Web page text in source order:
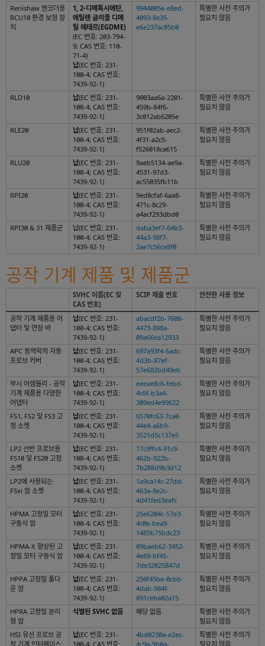
Renishaw 엔코더용
RCU10 환경 보정 장
치
1, 2-디메톡시에탄,
에틸렌 글리콜 디메
틸 에테르(EGDME)
(EC 번호: 203-794-
9; CAS 번호: 110-
71-4)
납(EC 번호: 231-
100-4; CAS 번호:
7439-92-1)
9944005e-e8ed-
4093-8e35-
e6e237ac05b0
특별한 사전 주의가
필요치 않음
RLD10 납(EC 번호: 231-
100-4; CAS 번호:
7439-92-1)
9003aa6a-2201-
459b-84f6-
3c012ab6205e
특별한 사전 주의가
필요치 않음
RLE20 납(EC 번호: 231-
100-4; CAS 번호:
7439-92-1)
951f02ab-aec2-
4f31-a2c5-
f526018ca615
특별한 사전 주의가
필요치 않음
RLU20 납(EC 번호: 231-
100-4; CAS 번호:
7439-92-1)
9aeb5134-ae9a-
4531-97d3-
ac55035fb11b
특별한 사전 주의가
필요치 않음
RPI20 납(EC 번호: 231-
100-4; CAS 번호:
7439-92-1)
9ed8cfaf-6aa8-
471c-8c29-
a4acf293dbd0
특별한 사전 주의가
필요치 않음
RPI30 & 31 제품군
납(EC 번호: 231-
100-4; CAS 번호:
7439-92-1)
daba3ef7-64b3-
44a3-98f7-
2ae7c56ce8f0
특별한 사전 주의가
필요치 않음
공작 기계 제품 및 제품군
SVHC 이름(EC 및
CAS 번호)
SCIP 제출 번호 안전한 사용 정보
공작 기계 제품용 어
댑터 및 연장 바
납(EC 번호: 231-
100-4; CAS 번호:
7439-92-1)
abacdf2b-7608-
4473-898a-
09a66ea12933
특별한 사전 주의가
필요치 않음
APC 동역학적 자동
프로브 커버
납(EC 번호: 231-
100-4; CAS 번호:
7439-92-1)
697a93f4-6adc-
4d3b-87ef-
57e682bd49eb
특별한 사전 주의가
필요치 않음
부시 어셈블리 - 공작
기계 제품용 다양한
어댑터
납(EC 번호: 231-
100-4; CAS 번호:
7439-92-1)
eeeae8c6-febd-
4c6f-b3a4-
309ed4e99622
특별한 사전 주의가
필요치 않음
FS1, FS2 및 FS3 고
정 소켓
납(EC 번호: 231-
100-4; CAS 번호:
7439-92-1)
6570fc63-7ca0-
44e4-a6b9-
3521d5c137e5
특별한 사전 주의가
필요치 않음
LP2 선반 프로브용
FS10 및 FS20 고정
소켓
납(EC 번호: 231-
100-4; CAS 번호:
7439-92-1)
17c9ffc4-91c9-
462b-922b-
7b288d9b3d12
특별한 사전 주의가
필요치 않음
LP2에 사용되는
FSxi 암 소켓
납(EC 번호: 231-
100-4; CAS 번호:
7439-92-1)
1a9ca14c-27dd-
463a-8e2c-
4d41fed3eafc
특별한 사전 주의가
필요치 않음
HPMA 고정밀 모터
구동식 암
납(EC 번호: 231-
100-4; CAS 번호:
7439-92-1)
25e6204c-57e3-
4c0e-bea9-
1485b75bdc23
특별한 사전 주의가
필요치 않음
HPMA-X 향상된 고
정밀 모터 구동식 암
납(EC 번호: 231-
100-4; CAS 번호:
7439-92-1)
09baeb62-3452-
4e69-bf45-
7de32025847d
특별한 사전 주의가
필요치 않음
HPPA 고정밀 풀다
운 암
납(EC 번호: 231-
100-4; CAS 번호:
7439-92-1)
250f45be-0cbb-
4dab-984f-
891ceba02a15
특별한 사전 주의가
필요치 않음
HPRA 고정밀 분리
형 암
식별된 SVHC 없음 해당 없음
특별한 사전 주의가
필요치 않음
HSI 유선 프로브 공
작 기계 인터페이스
납(EC 번호: 231-
100-4; CAS 번호:
4bd0230a-e2ec-
4c9a-9b0a-
특별한 사전 주의가
필요치 않음